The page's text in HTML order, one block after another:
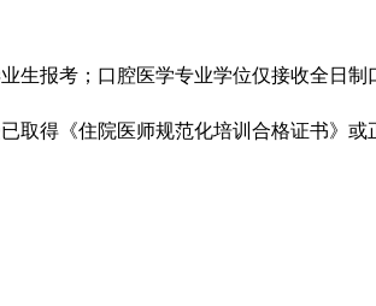
生报考 ； 口腔医学专业学位仅接收全日制
取得《住院医师规范化培训合格证书》